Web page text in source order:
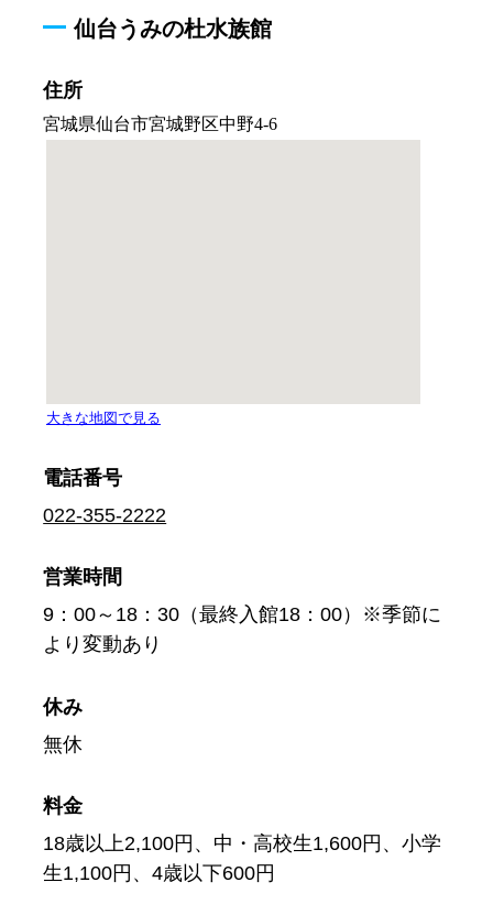
仙台うみの杜水族館
住所
電話番号
022-355-2222
営業時間
9：00～18：30（最終入館18：00）※季節に
より変動あり
休み
無休
料金
18歳以上2,100円、中・高校生1,600円、小学
生1,100円、4歳以下600円